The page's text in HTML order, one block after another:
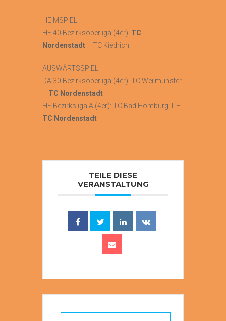
HEIMSPIEL:
HE 40 Bezirksoberliga (4er): TC
Nordenstadt – TC Kiedrich
AUSWÄRTSSPIEL:
DA 30 Bezirksoberliga (4er): TC Weilmünster
– TC Nordenstadt
HE Bezirksliga A (4er): TC Bad Homburg III –
TC Nordenstadt
TEILE DIESE
VERANSTALTUNG